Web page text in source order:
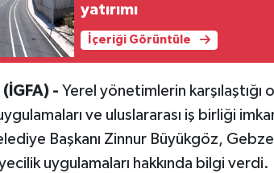
yatırımı
İçeriği Görüntüle
(İGFA) - Yerel yönetimlerin
ve uluslararası iş birliği
Başkanı Zinnur Büyükgöz,
uygulamaları hakkında bilgi verdi.